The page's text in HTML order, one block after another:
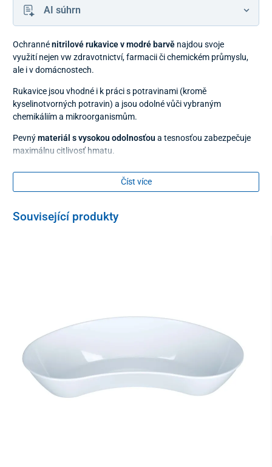
AI súhrn
Ochrannénitrilové rukavice v modré barvě najdou svoje
využití nejen vw zdravotnictví, farmacii či chemickém průmyslu,
ale i v domácnostech.
Rukavice jsou vhodné i k práci s potravinami (kromě
kyselinotvorných potravin) a jsou odolné vůči vybraným
chemikáliím a mikroorganismům.
Pevnýmateriál s vysokou odolnosťou a tesnosťou zabezpečuje
maximálnu citlivosť hmatu.
Vyhotoveníbez pudru a latexuocení osoby s alergiemi.
Balení
100 ks
Číst více
Související produkty